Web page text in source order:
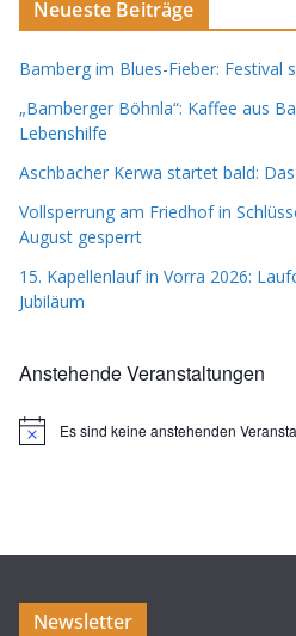
Neueste Beiträge
Bamberg im Blues-Fieber:
„Bamberger Böhnla“: Kaffee aus
Lebenshilfe
Aschbacher Kerwa startet bald:
Vollsperrung am Friedhof in
August gesperrt
15. Kapellenlauf in Vorra 2026:
Jubiläum
Anstehende Veranstaltungen
H
s
Es sind keine anstehenden
Newsletter